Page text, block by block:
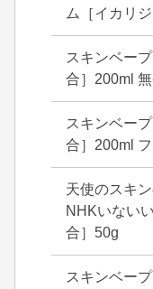
ム［イカリ
スキンベー
合］200ml
スキンベー
合］200ml
天使のスキ
NHKいない
合］50g
スキンベー